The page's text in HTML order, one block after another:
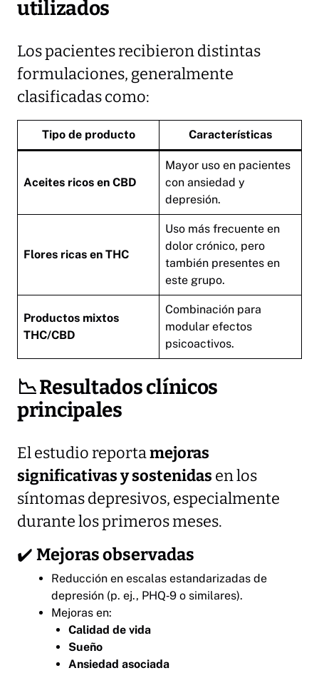
utilizados
Los pacientes recibieron distintas
formulaciones, generalmente
clasificadas como:
Tipo de producto Características
Aceites ricos en CBD
Mayor uso en pacientes
con ansiedad y
depresión.
Flores ricas en THC
Uso más frecuente en
dolor crónico, pero
también presentes en
este grupo.
Productos mixtos
THC/CBD
Combinación para
modular efectos
psicoactivos.
📉Resultados clínicos
principales
El estudio reportamejoras
significativas y sostenidas en los
síntomas depresivos, especialmente
durante los primeros meses.
✔️ Mejoras observadas
Reducción en escalas estandarizadas de
depresión (p. ej., PHQ‑9 o similares).
Mejoras en:
Calidad de vida
Sueño
Ansiedad asociada